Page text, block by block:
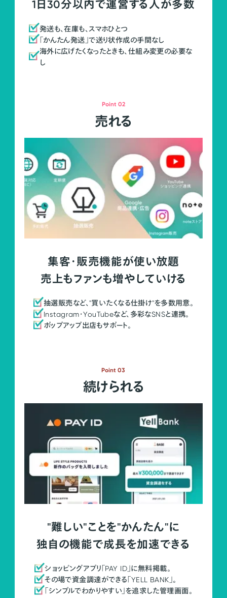
1日30分以内で運営する人が多数
発送も、在庫も、スマホひとつ
「かんたん発送」で送り状作成の手間なし
海外に広げたくなったときも、仕組み変更の必要な
し
Point 02
売れる
集客・販売機能が使い放題
売上もファンも増やしていける
抽選販売など、"買いたくなる仕掛け"を多数用意。
Instagram・YouTubeなど、多彩なSNSと連携。
ポップアップ出店もサポート。
Point 03
続けられる
"難しい"ことを"かんたん"に
独自の機能で成長を加速できる
ショッピングアプリ「PAY ID」に無料掲載。
その場で資金調達ができる「YELL BANK」。
「シンプルでわかりやすい」を追求した管理画面。